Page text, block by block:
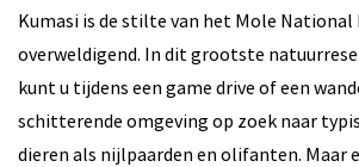
Kumasi is de stilte van het Mole National
overweldigend. In dit grootste
kunt u tijdens een game drive of een
schitterende omgeving op zoek naar
dieren als nijlpaarden en olifanten. Maar